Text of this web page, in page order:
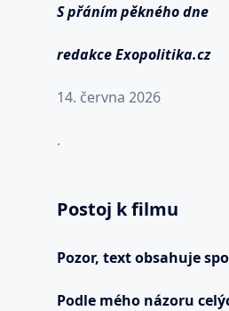
S přáním pěkného dne
redakce Exopolitika.cz
14. června 2026
.
Postoj k filmu
Pozor, text obsahuje
Podle mého názoru